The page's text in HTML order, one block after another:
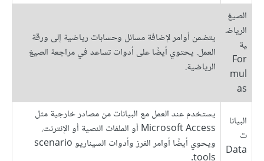
الصيغ
الرياض
ية
For
mul
as
يتضمن أوامر لإضافة مسائل وحسابات رياضية إلى ورقة
العمل. يحتوي أيضًا على أدوات تساعد في مراجعة الصيغ
الرياضية.
البيانا
ت
Data
يستخدم عند العمل مع البيانات من مصادر خارجية مثل
Microsoft Access أو الملفات النصية أو الإنترنت.
ويحوي أيضًا أوامر الفرز وأدوات السيناريو scenario